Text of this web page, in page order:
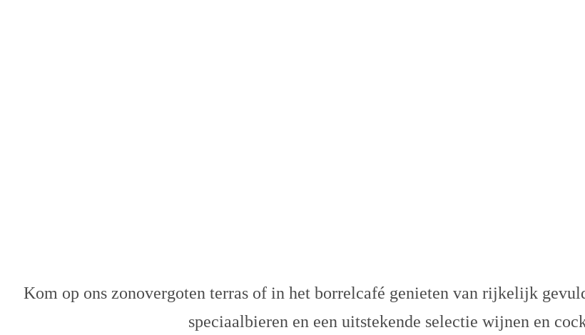
Kom op ons zonovergoten terras of in het borrelcafé genieten van rijkelijk
speciaalbieren en een uitstekende selectie wijnen en